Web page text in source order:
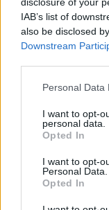
IAB’s list of
also be disclosed
Downstream
Personal Data
I want to opt-
personal data.
Opted In
I want to opt-
Personal Data.
Opted In
Φωτ.: Post-Gazette
«Είτε με
αγκαλιάσω. Και
ότι είχε πεθάνει».